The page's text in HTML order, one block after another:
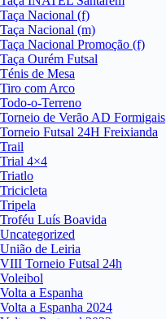
Taça Nacional (f)
Taça Nacional (m)
Taça Nacional Promoção (f)
Taça Ourém Futsal
Ténis de Mesa
Tiro com Arco
Todo-o-Terreno
Torneio de Verão AD Formigais
Torneio Futsal 24H Freixianda
Trail
Trial 4×4
Triatlo
Tricicleta
Tripela
Troféu Luís Boavida
Uncategorized
União de Leiria
VIII Torneio Futsal 24h
Voleibol
Volta a Espanha
Volta a Espanha 2024